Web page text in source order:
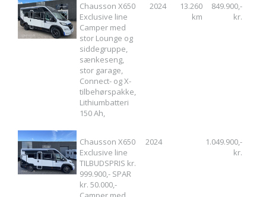
Chausson X650
Exclusive line
Camper med
stor Lounge og
siddegruppe,
sænkeseng,
stor garage,
Connect- og X-
tilbehørspakke,
Lithiumbatteri
150 Ah,
2024
13.260
km
849.900,-
kr.
Chausson X650
Exclusive line
TILBUDSPRIS kr.
999.900,- SPAR
kr. 50.000,-
2024
1.049.900,-
kr.